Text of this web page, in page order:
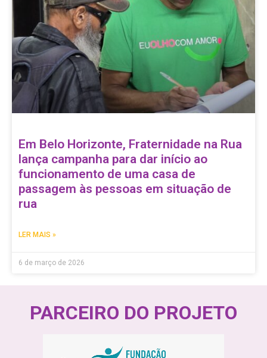
Em Belo Horizonte, Fraternidade na Rua
lança campanha para dar início ao
funcionamento de uma casa de
passagem às pessoas em situação de
rua
LER MAIS »
6 de março de 2026
PARCEIRO DO PROJETO